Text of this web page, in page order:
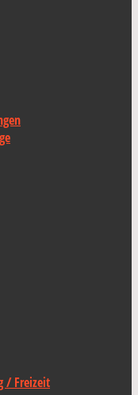
/ Freizeit